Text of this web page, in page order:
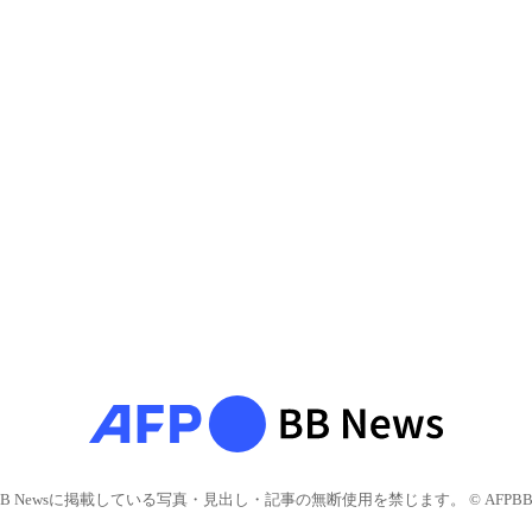
Newsに掲載している写真・見出し・記事の無断使用を禁じます。 © AFPBB